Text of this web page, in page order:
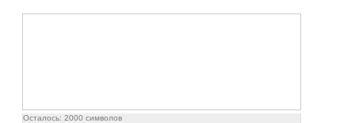
Осталось: 2000 символов